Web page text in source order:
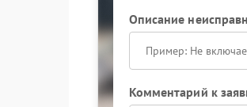
Описание
Комментарий к